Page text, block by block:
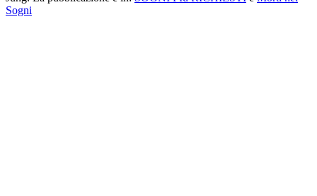
Sogni